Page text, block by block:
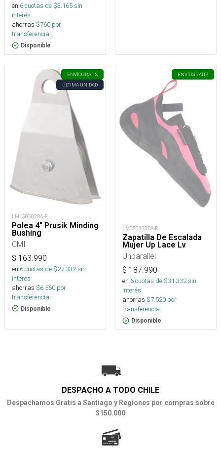
en 6cuotas de $3.165sin
interés
ahorras $760 por
transferencia.
Disponible
ENVÍOGRATIS
ÚLTIMA UNIDAD
LM150502BA-R
Polea 4" Prusik Minding
Bushing
CMI
$ 163.990
en 6cuotas de $27.332sin
interés
ahorras $6.560 por
transferencia.
Disponible
ENVÍOGRATIS
LM050605BA-R
Zapatilla De Escalada
Mujer Up Lace Lv
Unparallel
$ 187.990
en 6cuotas de $31.332sin
interés
ahorras $7.520 por
transferencia.
Disponible
DESPACHO A TODO CHILE
Despachamos Gratis a Santiago y Regiones por compras sobre
$150.000